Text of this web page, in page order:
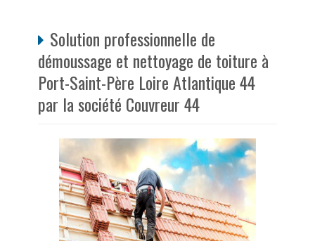
Solution professionnelle de
démoussage et nettoyage de toiture à
Port-Saint-Père Loire Atlantique 44
par la société Couvreur 44